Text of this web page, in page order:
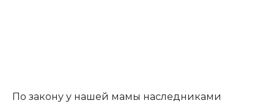
По закону у нашей мамы наследниками